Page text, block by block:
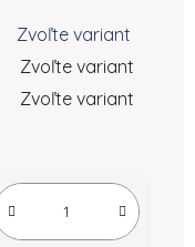
Zvoľte variant
Zvoľte variant
Zvoľte variant